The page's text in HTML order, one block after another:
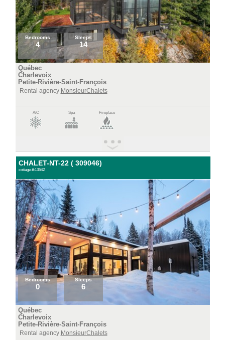
Bedrooms
4
Sleeps
14
Québec
Charlevoix
Petite-Rivière-Saint-François
Rental agency MonsieurChalets
A/C Spa Fireplace
CHALET-NT-22 ( 309046)
cottage #:13542
Bedrooms
0
Sleeps
6
Québec
Charlevoix
Petite-Rivière-Saint-François
Rental agency MonsieurChalets